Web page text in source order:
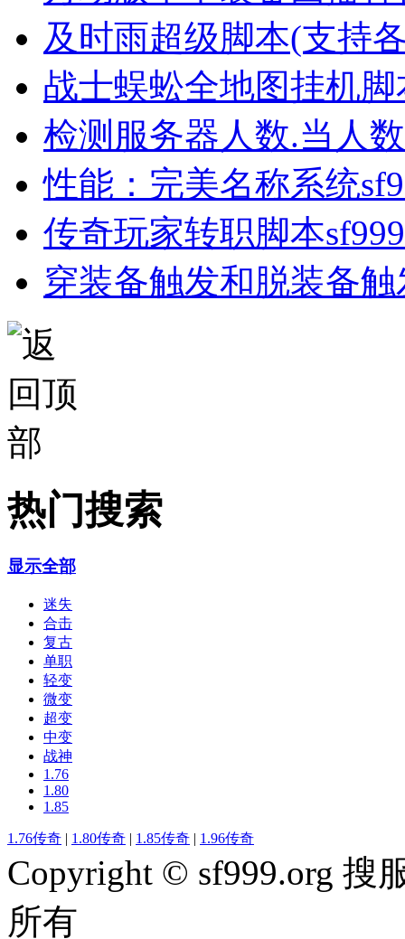
及时雨超级脚本(支持
战士蜈蚣全地图挂机
检测服务器人数.当人
性能：完美名称系统
传奇玩家转职脚本
穿装备触发和脱装备触
热门搜索
显示全部
迷失
合击
复古
单职
轻变
微变
超变
中变
战神
1.76
1.80
1.85
1.76传奇 | 1.80传奇 | 1.85传奇 | 1.96传奇
Copyright © sf999.org 搜
所有